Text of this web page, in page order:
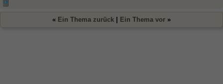
« Ein Thema zurück | Ein Thema vor »